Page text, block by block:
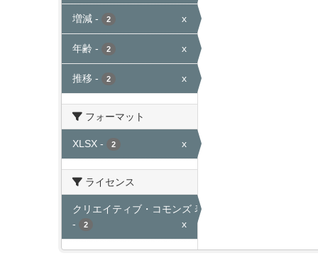
増減 - 2 x
年齢 - 2 x
推移 - 2 x
フォーマット
XLSX - 2 x
ライセンス
クリエイティブ・コモンズ 表示
-
2 x